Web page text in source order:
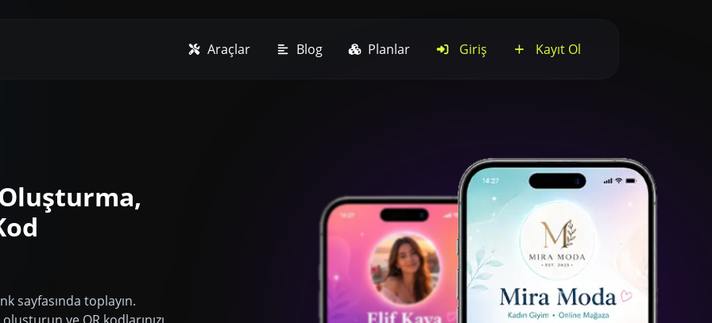
Araçlar Blog Planlar Giriş Kayıt Ol
sayfasında toplayın.